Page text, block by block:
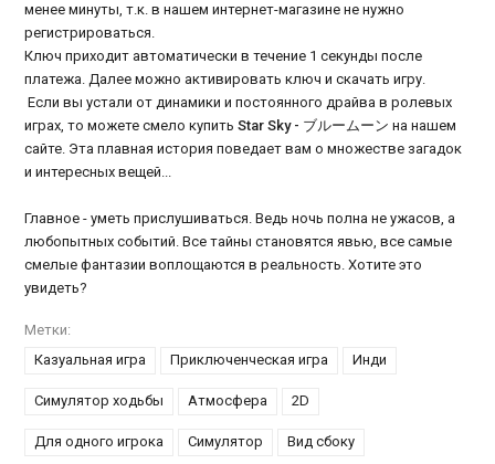
менее минуты, т.к. в нашем интернет-магазине не нужно
регистрироваться.
Ключ приходит автоматически в течение 1 секунды после
платежа. Далее можно активировать ключ и скачать игру.
Если вы устали от динамики и постоянного драйва в ролевых
играх, то можете смело купитьStar Sky - ブルームーン на нашем
сайте. Эта плавная история поведает вам о множестве загадок
и интересных вещей...
Главное - уметь прислушиваться. Ведь ночь полна не ужасов, а
любопытных событий. Все тайны становятся явью, все самые
смелые фантазии воплощаются в реальность. Хотите это
увидеть?
Метки:
Казуальная игра
Приключенческая игра Инди
Симулятор ходьбы Атмосфера 2D
Для одного игрока Симулятор Вид сбоку